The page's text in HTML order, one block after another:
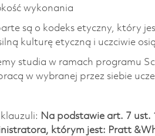
wykonania
są o kodeks etyczny, który
kulturę etyczną i uczciwie
studia w ramach programu
w wybranej przez siebie
Na podstawie art. 7 ust.
którym jest: Pratt